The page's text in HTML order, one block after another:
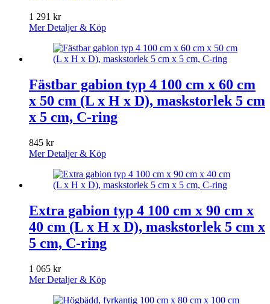
1 291 kr
Mer Detaljer & Köp
Fästbar gabion typ 4 100 cm x 60 cm
x 50 cm (L x H x D), maskstorlek 5 cm
x 5 cm, C-ring
845 kr
Mer Detaljer & Köp
Extra gabion typ 4 100 cm x 90 cm x
40 cm (L x H x D), maskstorlek 5 cm x
5 cm, C-ring
1 065 kr
Mer Detaljer & Köp